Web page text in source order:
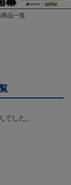
品一覧
でした。